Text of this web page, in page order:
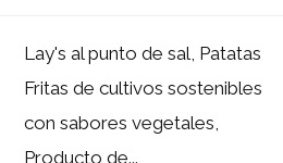
Lay's al punto de sal, Patatas
Fritas de cultivos sostenibles
con sabores vegetales,
Producto de...